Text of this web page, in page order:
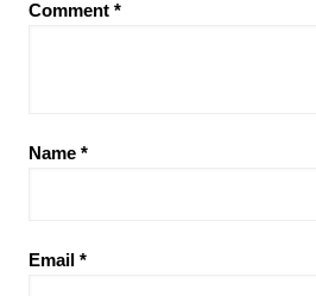
Comment *
Name *
Email *